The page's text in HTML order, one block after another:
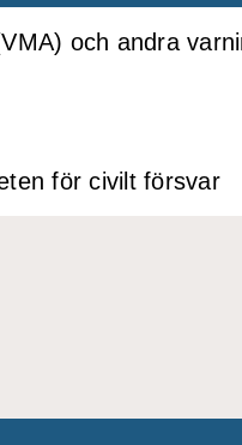
och andra
för civilt försvar